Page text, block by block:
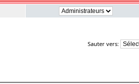
Sauter vers: